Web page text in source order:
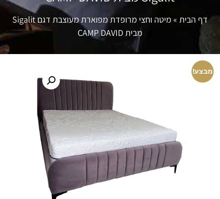
דף הבית »
מיטה וחצי מרופדת מפוארת מעוצבת דגם Sigalit
מבית CAMP DAVID
מבצע!